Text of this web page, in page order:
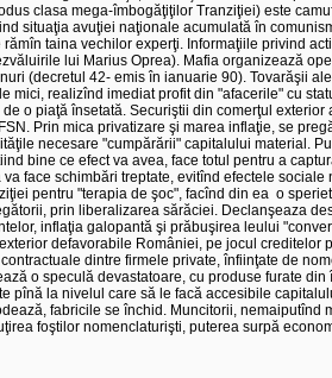
clasa mega-îmbogăţiţilor Tranziţiei) este
situaţia avuţiei naţionale acumulată în
taina vechilor experţi. Informaţiile privind
lui Marius Oprea). Mafia organizează
(decretul 42- emis în ianuarie 90). Tovarăşii
mici, realizînd imediat profit din "afacerile" cu
o piaţă însetată. Securiştii din comerţul
Prin mica privatizare şi marea inflaţie, se
necesare "cumpărării" capitalului material.
bine ce efect va avea, face totul pentru a
face schimbări treptate, evitînd efectele
pentru "terapia de şoc", facînd din ea o
prin liberalizarea sărăciei. Declanşeaza
inflaţia galopantă şi prăbuşirea leului
defavorabile României, pe jocul creditelor
dintre firmele private, înfiinţate de
o speculă devastatoare, cu produse furate
pînă la nivelul care să le facă accesibile
fabricile se închid. Muncitorii,
foştilor nomenclaturişti, puterea surpă